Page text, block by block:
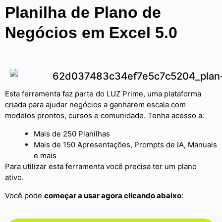
Planilha de Plano de
Negócios em Excel 5.0
Esta ferramenta faz parte do LUZ Prime, uma plataforma
criada para ajudar negócios a ganharem escala com
modelos prontos, cursos e comunidade. Tenha acesso a:
Mais de 250 Planilhas
Mais de 150 Apresentações, Prompts de IA, Manuais
e mais
Para utilizar esta ferramenta você precisa ter um plano
ativo.
Você pode começar a usar agora clicando abaixo: